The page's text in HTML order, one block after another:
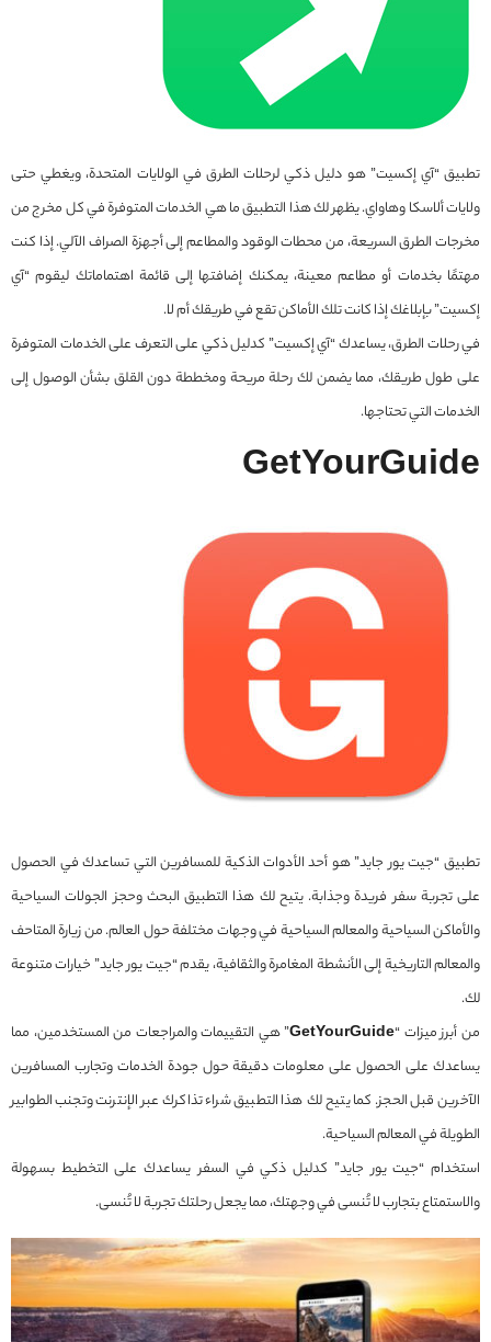
تطبيق “آي إكسيت” هو دليل ذكي لرحلات الطرق في الولايات المتحدة، ويغطي حتى
ولايات ألاسكا وهاواي. يظهر لك هذا التطبيق ما هي الخدمات المتوفرة في كل مخرج من
مخرجات الطرق السريعة، من محطات الوقود والمطاعم إلى أجهزة الصراف الآلي. إذا كنت
مهتمًا بخدمات أو مطاعم معينة، يمكنك إضافتها إلى قائمة اهتماماتك ليقوم “آي
إكسيت” بإبلاغك إذا كانت تلك الأماكن تقع في طريقك أم لا.
في رحلات الطرق، يساعدك “آي إكسيت” كدليل ذكي على التعرف على الخدمات المتوفرة
على طول طريقك، مما يضمن لك رحلة مريحة ومخططة دون القلق بشأن الوصول إلى
الخدمات التي تحتاجها.
GetYourGuide
تطبيق “جيت يور جايد” هو أحد الأدوات الذكية للمسافرين التي تساعدك في الحصول
على تجربة سفر فريدة وجذابة. يتيح لك هذا التطبيق البحث وحجز الجولات السياحية
والأماكن السياحية والمعالم السياحية في وجهات مختلفة حول العالم. من زيارة المتاحف
والمعالم التاريخية إلى الأنشطة المغامرة والثقافية، يقدم “جيت يور جايد” خيارات متنوعة
لك.
من أبرز ميزات “GetYourGuide” هي التقييمات والمراجعات من المستخدمين، مما
يساعدك على الحصول على معلومات دقيقة حول جودة الخدمات وتجارب المسافرين
الآخرين قبل الحجز. كما يتيح لك هذا التطبيق شراء تذاكرك عبر الإنترنت وتجنب الطوابير
الطويلة في المعالم السياحية.
استخدام “جيت يور جايد” كدليل ذكي في السفر يساعدك على التخطيط بسهولة
والاستمتاع بتجارب لا تُنسى في وجهتك، مما يجعل رحلتك تجربة لا تُنسى.